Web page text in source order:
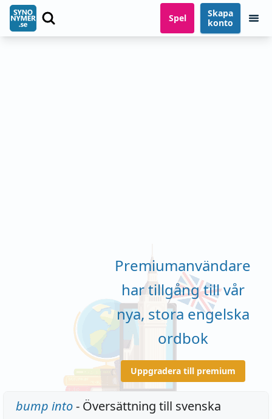
Spel
Skapa
konto
Premiumanvändare
har tillgång till vår
nya, stora engelska
ordbok
Uppgradera till premium
bump into- Översättning till svenska